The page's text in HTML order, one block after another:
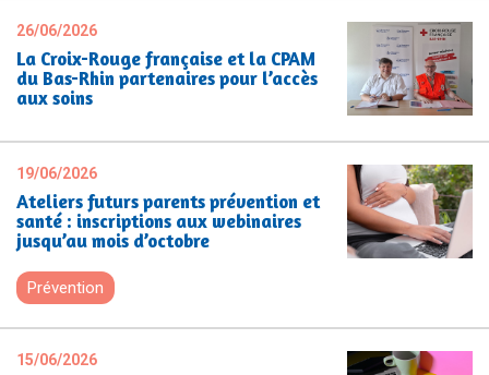
26/06/2026
La Croix-Rouge française et la CPAM
du Bas-Rhin partenaires pour l’accès
aux soins
19/06/2026
Ateliers futurs parents prévention et
santé : inscriptions aux webinaires
jusqu’au mois d’octobre
Prévention
15/06/2026